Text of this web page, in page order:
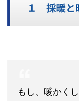
１ 採暖と
もし、暖かく